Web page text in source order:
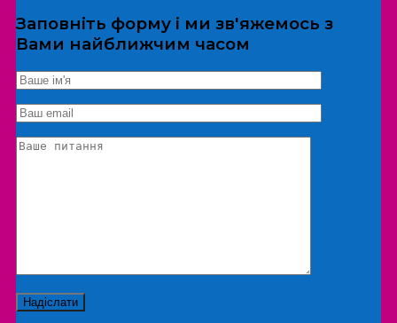
*Дані не передаються третім особам
Екскурсія/локація
Заповніть форму і ми зв'яжемось з
Вами найближчим часом